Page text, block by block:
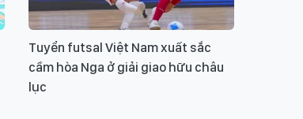
Tuyển futsal Việt Nam xuất sắc
cầm hòa Nga ở giải giao hữu châu
lục